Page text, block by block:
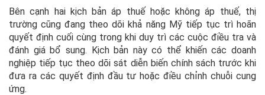
Bên cạnh hai kịch bản áp thuế hoặc không áp thuế, thị
trường cũng đang theo dõi khả năng Mỹ tiếp tục trì hoãn
quyết định cuối cùng trong khi duy trì các cuộc điều tra và
đánh giá bổ sung. Kịch bản này có thể khiến các doanh
nghiệp tiếp tục theo dõi sát diễn biến chính sách trước khi
đưa ra các quyết định đầu tư hoặc điều chỉnh chuỗi cung
ứng.